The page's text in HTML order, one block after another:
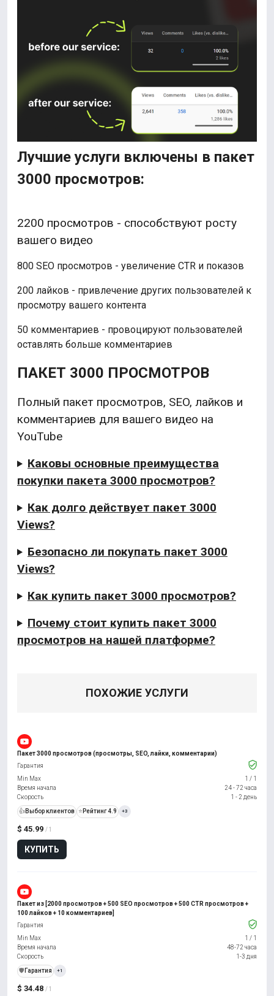
Лучшие услуги включены в пакет
3000 просмотров:
2200 просмотров - способствуют росту
вашего видео
800 SEO просмотров - увеличение CTR и показов
200 лайков - привлечение других пользователей к
просмотру вашего контента
50 комментариев - провоцируют пользователей
оставлять больше комментариев
ПАКЕТ 3000 ПРОСМОТРОВ
Полный пакет просмотров, SEO, лайков и
комментариев для вашего видео на
YouTube
Каковы основные преимущества
покупки пакета 3000 просмотров?
Как долго действует пакет 3000
Views?
Безопасно ли покупать пакет 3000
Views?
Как купить пакет 3000 просмотров?
Почему стоит купить пакет 3000
просмотров на нашей платформе?
ПОХОЖИЕ УСЛУГИ
Пакет 3000 просмотров (просмотры, SEO, лайки, комментарии)
$ 45.99 / 1
КУПИТЬ
Гарантия
Min Max
1 / 1
Время начала
24 - 72 часа
Скорость
1 - 2 день
👍Выбор клиентов ⭐ Рейтинг 4.9 +3
Пакет из [2000 просмотров + 500 SEO просмотров + 500 CTR просмотров +
100 лайков + 10 комментариев]
$ 34.48 / 1
Гарантия
Min Max
1 / 1
Время начала
48-72 часа
Скорость
1-3 дня
️🛡️ Гарантия +1